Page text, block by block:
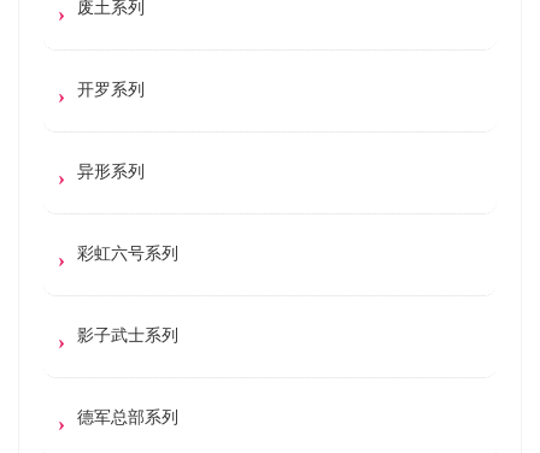
废土系列
开罗系列
异形系列
彩虹六号系列
影子武士系列
德军总部系列